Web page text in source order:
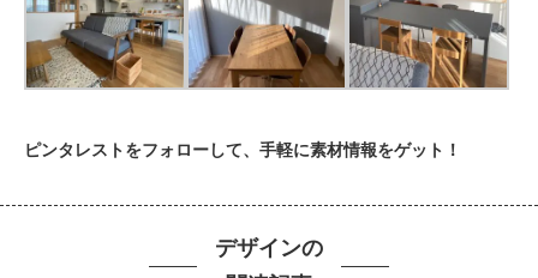
ピンタレストをフォローして、手軽に素材情報をゲット！
デザインの